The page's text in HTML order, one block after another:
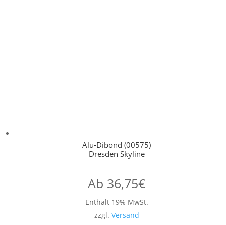
Alu-Dibond (00575)
Dresden Skyline
Ab 36,75€
Enthält 19% MwSt.
zzgl. Versand